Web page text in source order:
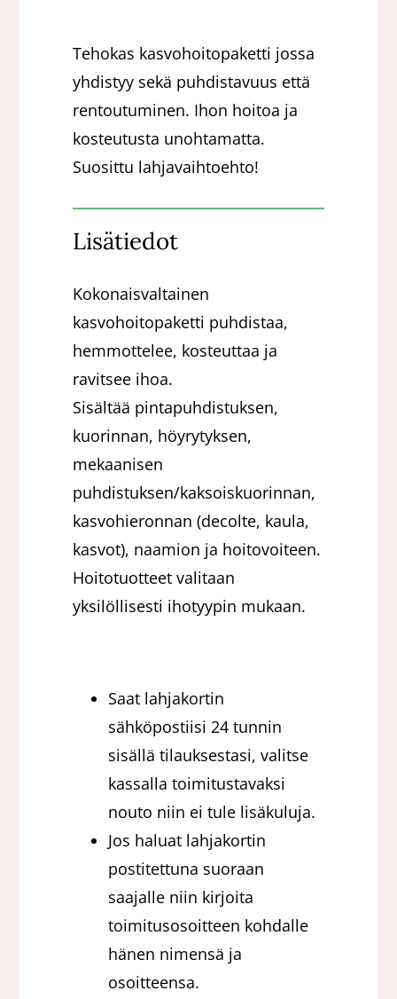
Tehokas kasvohoitopaketti jossa
yhdistyy sekä puhdistavuus että
rentoutuminen. Ihon hoitoa ja
kosteutusta unohtamatta.
Suosittu lahjavaihtoehto!
Lisätiedot
Kokonaisvaltainen
kasvohoitopaketti puhdistaa,
hemmottelee, kosteuttaa ja
ravitsee ihoa.
Sisältää pintapuhdistuksen,
kuorinnan, höyrytyksen,
mekaanisen
puhdistuksen/kaksoiskuorinnan,
kasvohieronnan (decolte, kaula,
kasvot), naamion ja hoitovoiteen.
Hoitotuotteet valitaan
yksilöllisesti ihotyypin mukaan.
Saat lahjakortin
sähköpostiisi 24 tunnin
sisällä tilauksestasi, valitse
kassalla toimitustavaksi
nouto niin ei tule lisäkuluja.
Jos haluat lahjakortin
postitettuna suoraan
saajalle niin kirjoita
toimitusosoitteen kohdalle
hänen nimensä ja
osoitteensa.